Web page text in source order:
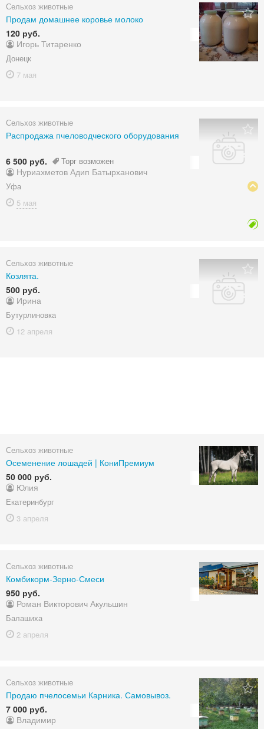
Сельхоз животные
Продам домашнее коровье молоко
120 руб.
Игорь Титаренко
Донецк
7 мая
Сельхоз животные
Распродажа пчеловодческого оборудования
6 500 руб. Торг возможен
Нуриахметов Адип Батырханович
Уфа
5 мая
Сельхоз животные
Козлята.
500 руб.
Ирина
Бутурлиновка
12 апреля
Сельхоз животные
Осеменение лошадей | КониПремиум
50 000 руб.
Юлия
Екатеринбург
3 апреля
Сельхоз животные
Комбикорм-Зерно-Смеси
950 руб.
Роман Викторович Акульшин
Балашиха
2 апреля
Сельхоз животные
Продаю пчелосемьи Карника. Самовывоз.
7 000 руб.
Владимир